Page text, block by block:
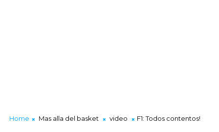
Home Mas alla del basket video F1: Todos contentos!